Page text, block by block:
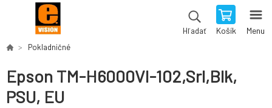
Hľadať Košík Menu
Pokladničné
Epson TM-H6000VI-102,Srl,Blk,
PSU, EU